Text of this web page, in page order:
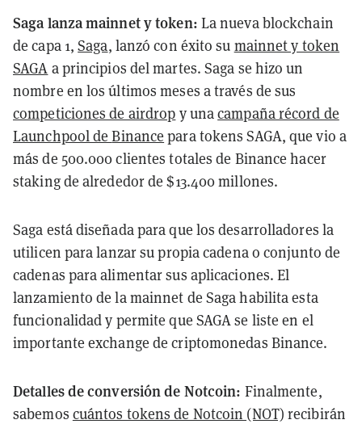
Saga lanza mainnet y token: La nueva blockchain
de capa 1,Saga, lanzó con éxito su mainnet y token
SAGA a principios del martes. Saga se hizo un
nombre en los últimos meses a través de sus
competiciones de airdrop y unacampaña récord de
Launchpool deBinance para tokens SAGA, que vio a
más de 500.000 clientes totales de Binance hacer
staking de alrededor de $13.400 millones.
Saga está diseñada para que los desarrolladores la
utilicen para lanzar su propia cadena o conjunto de
cadenas para alimentar sus aplicaciones. El
lanzamiento de la mainnet de Saga habilita esta
funcionalidad y permite que SAGA se liste en el
importante exchange de criptomonedas Binance.
Detalles de conversión de Notcoin: Finalmente,
sabemos cuántos tokens de Notcoin (NOT) recibirán